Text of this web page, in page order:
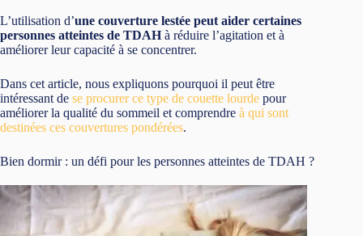
L’utilisation d’une couverture lestée peut aider certaines
personnes atteintes de TDAHà réduire l’agitation et à
améliorer leur capacité à se concentrer.
Dans cet article, nous expliquons pourquoi il peut être
intéressant de se procurer ce type de couette lourde pour
améliorer la qualité du sommeil et comprendre à qui sont
destinées ces couvertures pondérées.
Bien dormir : un défi pour les personnes atteintes de TDAH ?